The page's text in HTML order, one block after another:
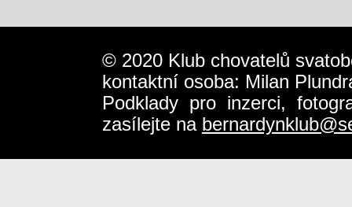
© 2020 Klub chovatelů
kontaktní osoba: Milan
Podklady pro inzerci,
zasílejte na